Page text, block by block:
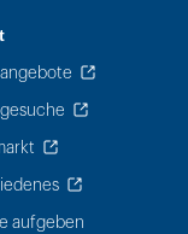
aufgeben